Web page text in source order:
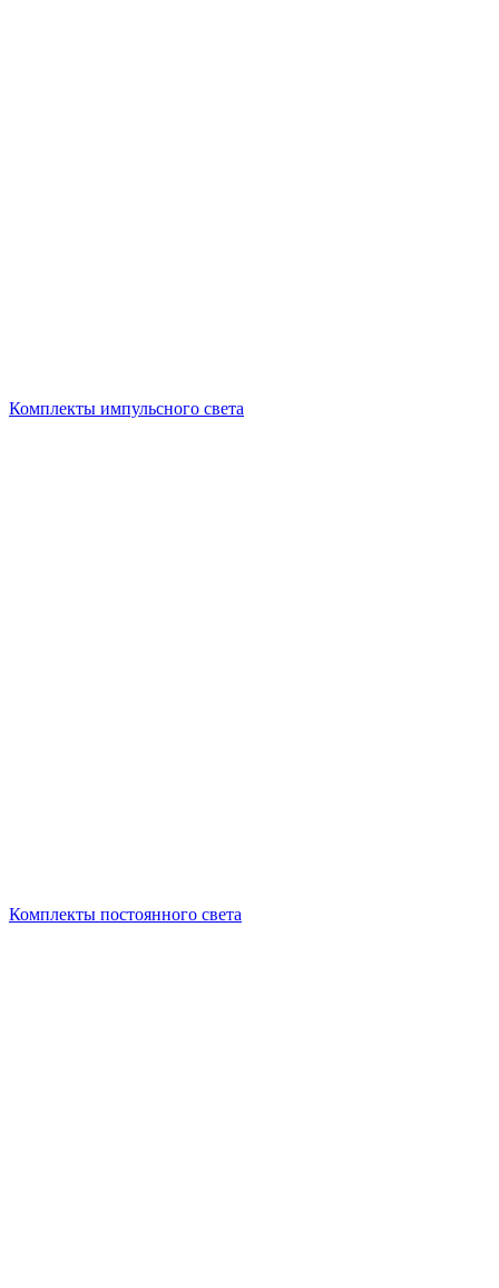
Комплекты импульсного света
Комплекты постоянного света